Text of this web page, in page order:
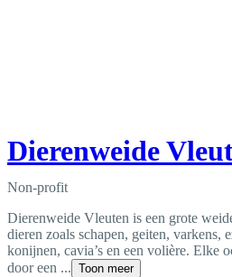
Dierenweide
Non-profit
Dierenweide Vleuten is een grote
dieren zoals schapen, geiten, varkens,
konijnen, cavia’s en een volière. Elke
door een ... Toon meer